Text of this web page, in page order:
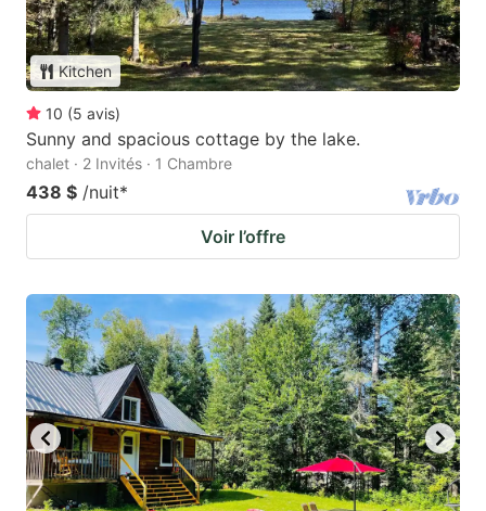
Kitchen
10 (5 avis)
Sunny and spacious cottage by the lake.
chalet · 2 Invités · 1 Chambre
438 $ /nuit*
Voir l’offre